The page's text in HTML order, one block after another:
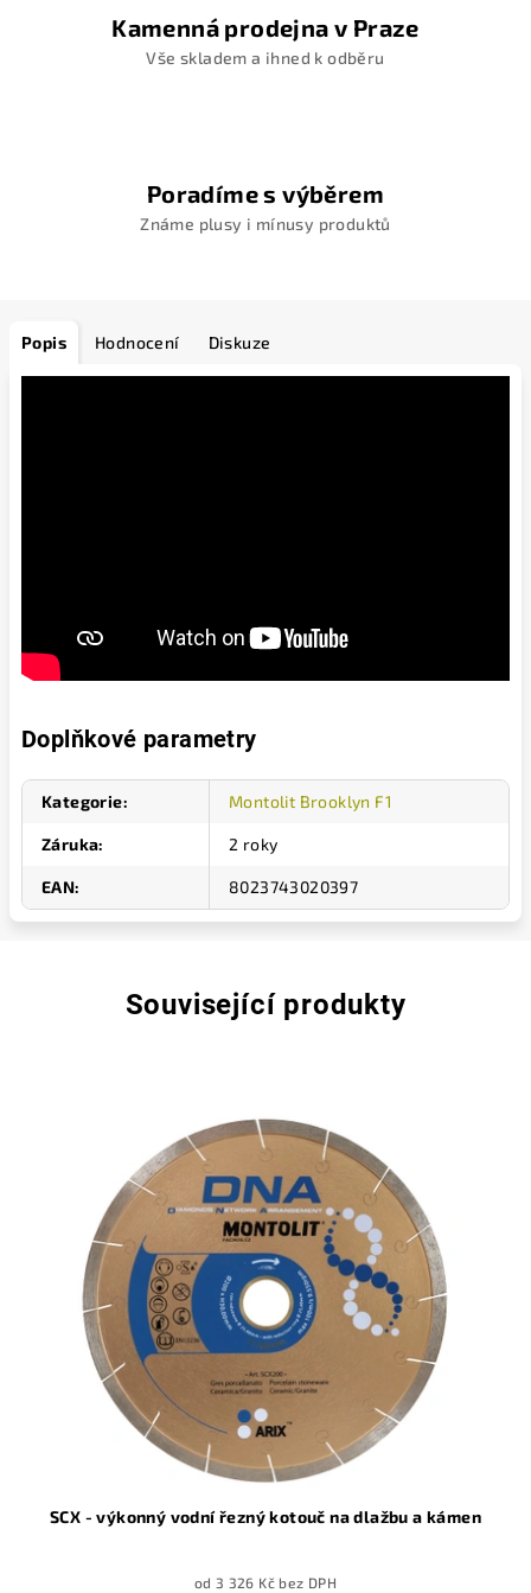
Kamenná prodejna v Praze
Vše skladem a ihned k odběru
Poradíme s výběrem
Známe plusy i mínusy produktů
Popis Hodnocení Diskuze
Doplňkové parametry
Kategorie: Montolit Brooklyn F1
Záruka: 2 roky
EAN: 8023743020397
Související produkty
SCX - výkonný vodní řezný kotouč na dlažbu a kámen
od 3 326 Kč bez DPH